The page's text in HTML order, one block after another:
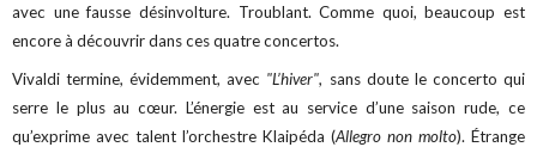
avec une fausse désinvolture. Troublant. Comme quoi, beaucoup est
encore à découvrir dans ces quatre concertos.
Vivaldi termine, évidemment, avec "L’hiver", sans doute le concerto qui
serre le plus au cœur. L’énergie est au service d’une saison rude, ce
qu’exprime avec talent l’orchestre Klaipéda (Allegro non molto). Étrange